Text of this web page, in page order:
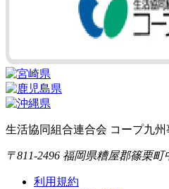
生活協同組合連合会 コープ九州
〒811-2496 福岡県糟屋郡篠栗
利用規約